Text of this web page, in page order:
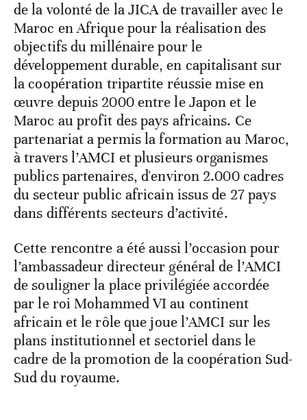
de la volonté de la JICA de travailler avec le
Maroc en Afrique pour la réalisation des
objectifs du millénaire pour le
développement durable, en capitalisant sur
la coopération tripartite réussie mise en
œuvre depuis 2000 entre le Japon et le
Maroc au profit des pays africains. Ce
partenariat a permis la formation au Maroc,
à travers l’AMCI et plusieurs organismes
publics partenaires, d'environ 2.000 cadres
du secteur public africain issus de 27 pays
dans différents secteurs d’activité.
Cette rencontre a été aussi l’occasion pour
l’ambassadeur directeur général de l’AMCI
de souligner la place privilégiée accordée
par le roi Mohammed VI au continent
africain et le rôle que joue l’AMCI sur les
plans institutionnel et sectoriel dans le
cadre de la promotion de la coopération Sud-
Sud du royaume.